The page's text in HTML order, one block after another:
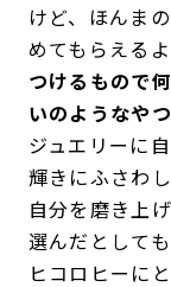
けど、ほんま
めてもらえる
つけるもので
いのようなや
ジュエリーに
輝きにふさわ
自分を磨き上
選んだとして
ヒコロヒーに